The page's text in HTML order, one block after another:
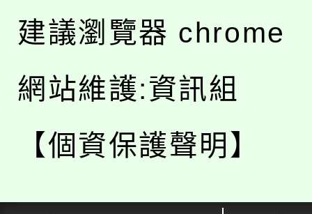
建議瀏覽器 chrome
網站維護:資訊組
【個資保護聲明】